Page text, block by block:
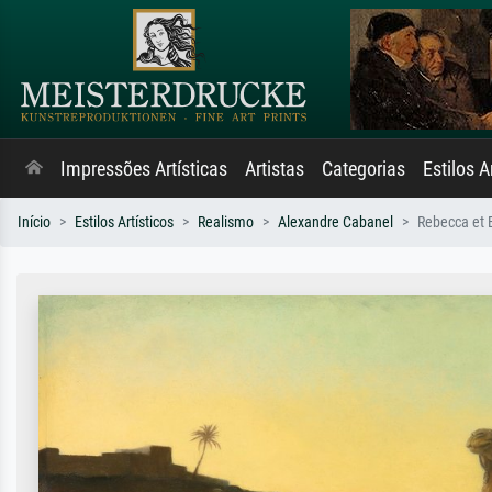
Impressões Artísticas Artistas Categorias Estilos
Início Estilos Artísticos Realismo Alexandre Cabanel Rebecca et